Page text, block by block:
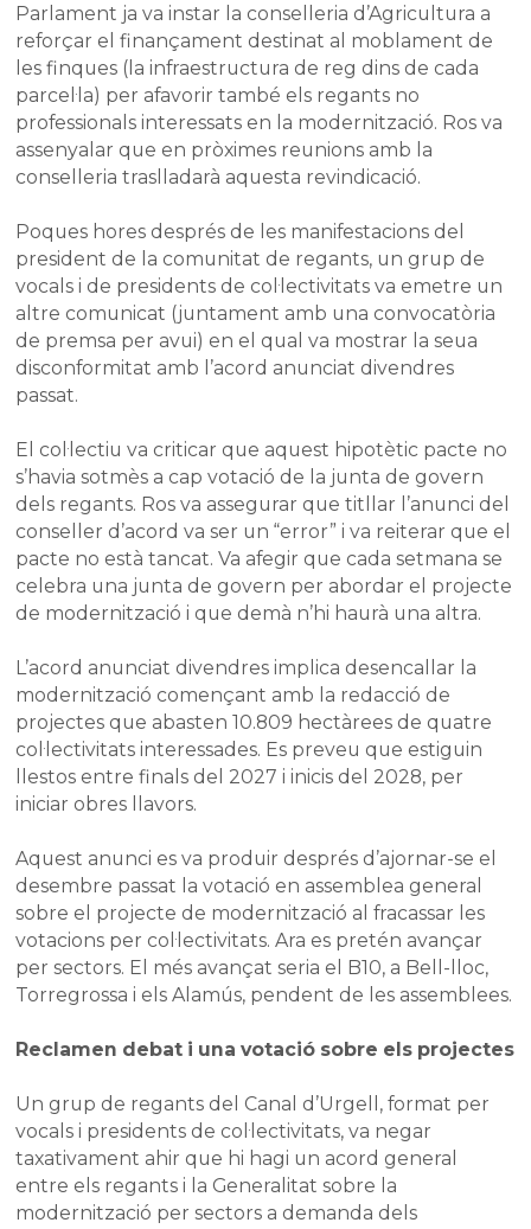
Parlament ja va instar la conselleria d’Agricultura a
reforçar el finançament destinat al moblament de
les finques (la infraestructura de reg dins de cada
parcel·la) per afavorir també els regants no
professionals interessats en la modernització. Ros va
assenyalar que en pròximes reunions amb la
conselleria traslladarà aquesta revindicació.
Poques hores després de les manifestacions del
president de la comunitat de regants, un grup de
vocals i de presidents de col·lectivitats va emetre un
altre comunicat (juntament amb una convocatòria
de premsa per avui) en el qual va mostrar la seua
disconformitat amb l’acord anunciat divendres
passat.
El col·lectiu va criticar que aquest hipotètic pacte no
s’havia sotmès a cap votació de la junta de govern
dels regants. Ros va assegurar que titllar l’anunci del
conseller d’acord va ser un “error” i va reiterar que el
pacte no està tancat. Va afegir que cada setmana se
celebra una junta de govern per abordar el projecte
de modernització i que demà n’hi haurà una altra.
L’acord anunciat divendres implica desencallar la
modernització començant amb la redacció de
projectes que abasten 10.809 hectàrees de quatre
col·lectivitats interessades. Es preveu que estiguin
llestos entre finals del 2027 i inicis del 2028, per
iniciar obres llavors.
Aquest anunci es va produir després d’ajornar-se el
desembre passat la votació en assemblea general
sobre el projecte de modernització al fracassar les
votacions per col·lectivitats. Ara es pretén avançar
per sectors. El més avançat seria el B10, a Bell-lloc,
Torregrossa i els Alamús, pendent de les assemblees.
Reclamen debat i una votació sobre els projectes
Un grup de regants del Canal d’Urgell, format per
vocals i presidents de col·lectivitats, va negar
taxativament ahir que hi hagi un acord general
entre els regants i la Generalitat sobre la
modernització per sectors a demanda dels